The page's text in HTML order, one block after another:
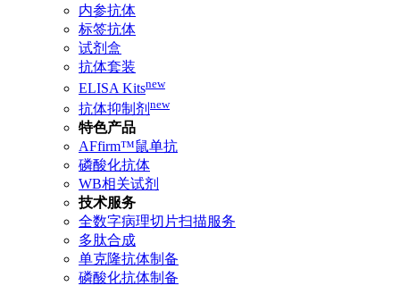
内参抗体
标签抗体
试剂盒
抗体套装
ELISA Kitsnew
抗体抑制剂 new
特色产品
AFfirm™鼠单抗
磷酸化抗体
WB相关试剂
技术服务
全数字病理切片扫描服务
多肽合成
单克隆抗体制备
磷酸化抗体制备